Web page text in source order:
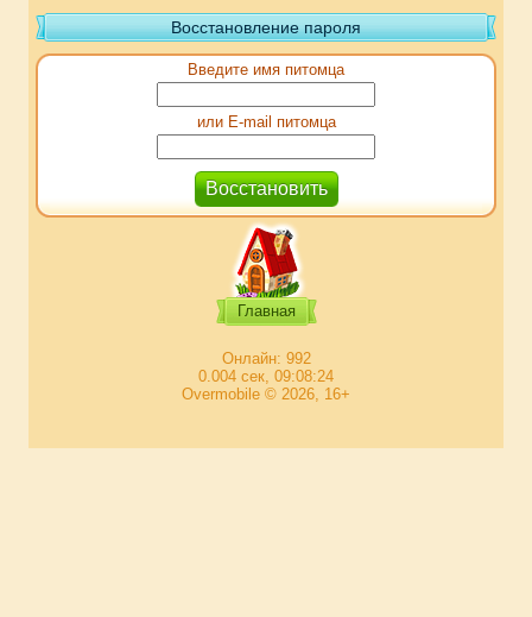
Восстановление пароля
Введите имя питомца
или E-mail питомца
Главная
Онлайн: 992
0.004 сек, 09:08:24
Overmobile © 2026, 16+